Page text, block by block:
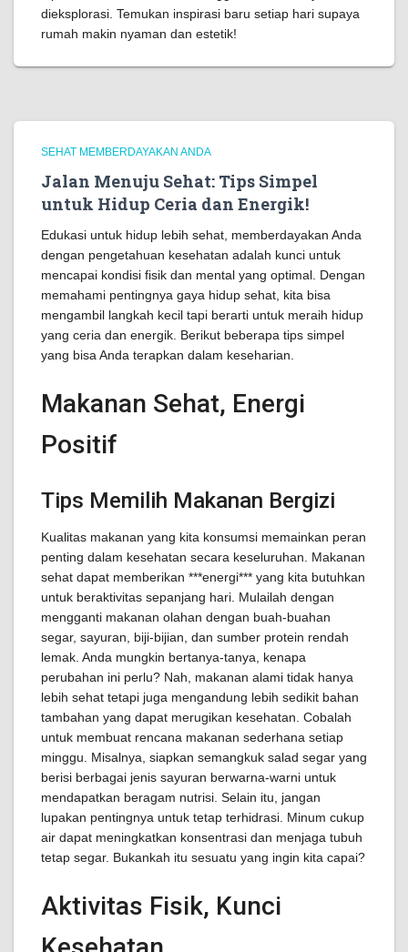
dieksplorasi. Temukan inspirasi baru setiap hari supaya
rumah makin nyaman dan estetik!
SEHAT MEMBERDAYAKAN ANDA
Jalan Menuju Sehat: Tips Simpel
untuk Hidup Ceria dan Energik!
Edukasi untuk hidup lebih sehat, memberdayakan Anda
dengan pengetahuan kesehatan adalah kunci untuk
mencapai kondisi fisik dan mental yang optimal. Dengan
memahami pentingnya gaya hidup sehat, kita bisa
mengambil langkah kecil tapi berarti untuk meraih hidup
yang ceria dan energik. Berikut beberapa tips simpel
yang bisa Anda terapkan dalam keseharian.
Makanan Sehat, Energi
Positif
Tips Memilih Makanan Bergizi
Kualitas makanan yang kita konsumsi memainkan peran
penting dalam kesehatan secara keseluruhan. Makanan
sehat dapat memberikan ***energi*** yang kita butuhkan
untuk beraktivitas sepanjang hari. Mulailah dengan
mengganti makanan olahan dengan buah-buahan
segar, sayuran, biji-bijian, dan sumber protein rendah
lemak. Anda mungkin bertanya-tanya, kenapa
perubahan ini perlu? Nah, makanan alami tidak hanya
lebih sehat tetapi juga mengandung lebih sedikit bahan
tambahan yang dapat merugikan kesehatan. Cobalah
untuk membuat rencana makanan sederhana setiap
minggu. Misalnya, siapkan semangkuk salad segar yang
berisi berbagai jenis sayuran berwarna-warni untuk
mendapatkan beragam nutrisi. Selain itu, jangan
lupakan pentingnya untuk tetap terhidrasi. Minum cukup
air dapat meningkatkan konsentrasi dan menjaga tubuh
tetap segar. Bukankah itu sesuatu yang ingin kita capai?
Aktivitas Fisik, Kunci